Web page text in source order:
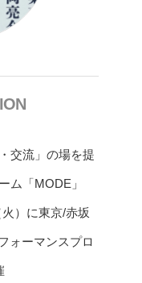
交流」の場を提
ム「MODE」
）に東京/赤坂
ォーマンスプロ